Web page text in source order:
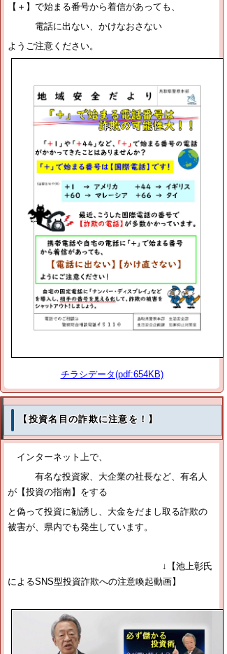
【＋】で始まる番号から着信があっても、
電話に出ない、かけなおさない
ようご注意ください。
チラシデータ(pdf:654KB)
【投資名目の詐欺に注意を！】
インターネット上で、
有名な投資家、大企業の社長など、有名人
が【投資の指南】をする
と偽って投資に勧誘し、大金をだまし取る詐欺の
被害が、県内でも発生しています。
↓【池上彰氏
によるSNS型投資詐欺への注意喚起動画】